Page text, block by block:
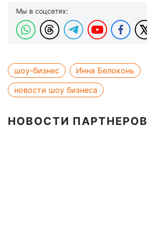
Мы в соцсетях:
шоу-бизнес
Инна Белоконь
новости шоу бизнеса
НОВОСТИ ПАРТНЕРОВ